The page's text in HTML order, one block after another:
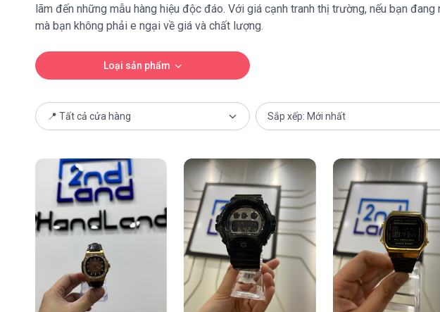
lãm đến những mẫu hàng hiệu độc đáo. Với giá cạnh tranh thị trường, nếu bạn
mà bạn không phải e ngại về giá và chất lượng.
Loại sản phẩm